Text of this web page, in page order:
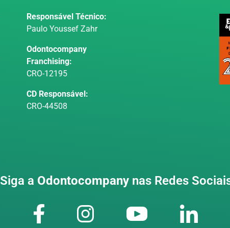
Responsável Técnico:
Paulo Youssef Zahr
Odontocompany
Franchising:
CRO-12195
CD Responsável:
CRO-44508
Siga a Odontocompanynas Redes